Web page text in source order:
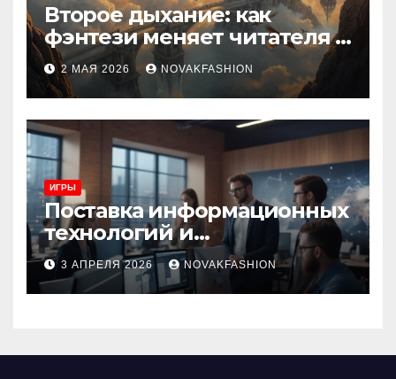
Второе дыхание: как
фэнтези меняет читателя и
культуру
2 МАЯ 2026 NOVAKFASHION
ИГРЫ
Поставка информационных
технологий и
инновационные решения
3 АПРЕЛЯ 2026 NOVAKFASHION